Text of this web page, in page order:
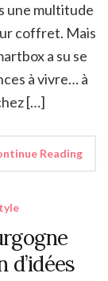
une multitude
coffret. Mais
a su se
à vivre… à
[…]
Reading